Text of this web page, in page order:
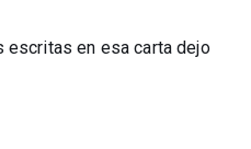
escritas en esa carta dejo